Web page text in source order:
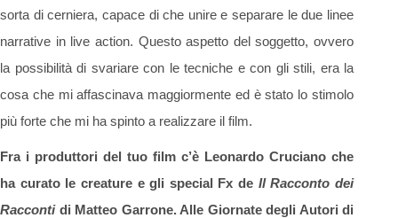
sorta di cerniera, capace di che unire e separare le due linee
narrative in live action. Questo aspetto del soggetto, ovvero
la possibilità di svariare con le tecniche e con gli stili, era la
cosa che mi affascinava maggiormente ed è stato lo stimolo
più forte che mi ha spinto a realizzare il film.
Fra i produttori del tuo film c’è Leonardo Cruciano che
ha curato le creature e gli special Fx de Il Racconto dei
Raccontidi Matteo Garrone. Alle Giornate degli Autori di